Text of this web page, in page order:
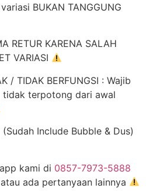
BUKAN TANGGUNG
RETUR KARENA SALAH
VARIASI
/ TIDAK BERFUNGSI : Wajib
terpotong dari awal
Include Bubble & Dus)
kami di 0857-7973-5888
ada pertanyaan lainnya